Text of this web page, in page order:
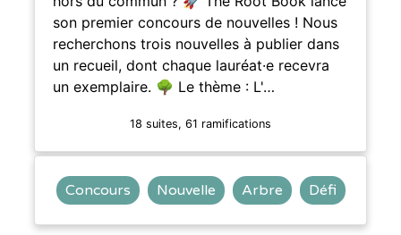
son premier concours de nouvelles ! Nous
recherchons trois nouvelles à publier dans
un recueil, dont chaque lauréat·e recevra
un exemplaire. 🌳 Le thème : L'…
18 suites, 61 ramifications
Concours Nouvelle Arbre Défi